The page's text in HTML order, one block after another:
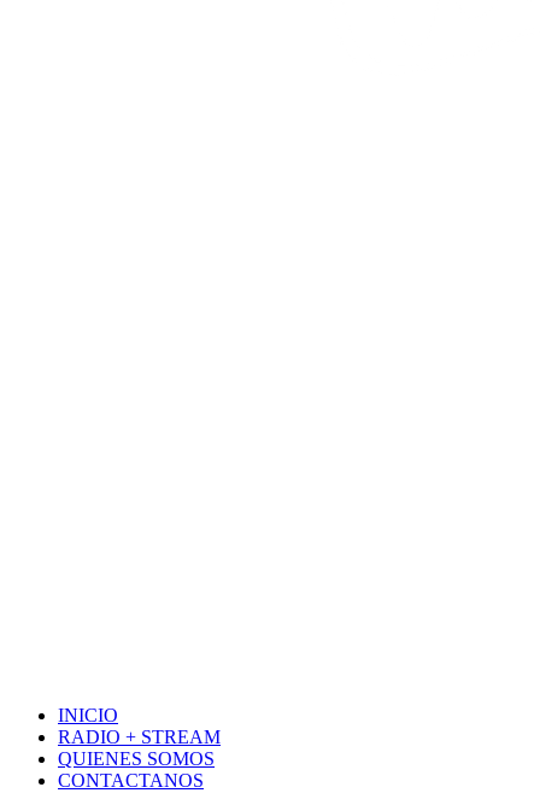
INICIO
RADIO + STREAM
QUIENES SOMOS
CONTACTANOS